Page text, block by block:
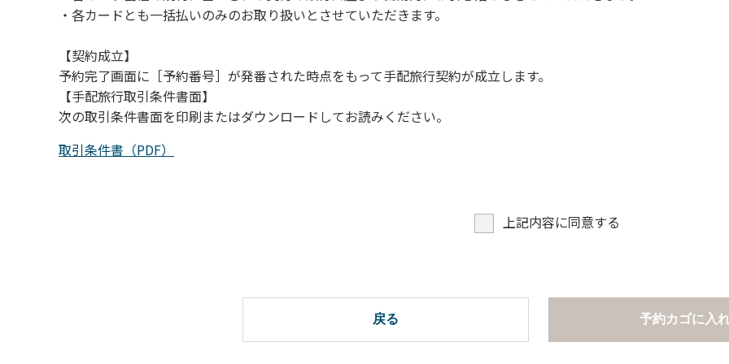
・各カードとも一括払いのみのお取り扱いとさせていただきます。
【契約成立】
予約完了画面に［予約番号］が発番された時点をもって手配旅行契約が成立します。
【手配旅行取引条件書面】
次の取引条件書面を印刷またはダウンロードしてお読みください。
取引条件書（PDF）
上記内容に同意する
戻る 予約カゴに入